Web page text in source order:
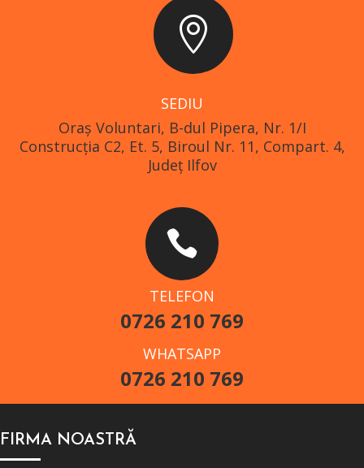

SEDIU
Oraş Voluntari, B-dul Pipera, Nr. 1/I
Construcția C2, Et. 5, Biroul Nr. 11, Compart. 4,
Județ Ilfov

TELEFON
0726 210 769
WHATSAPP
0726 210 769
FIRMA NOASTRĂ